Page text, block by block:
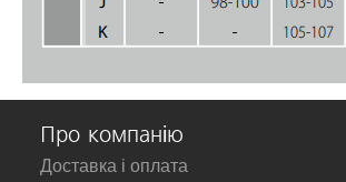
Про компанію
Доставка і оплата